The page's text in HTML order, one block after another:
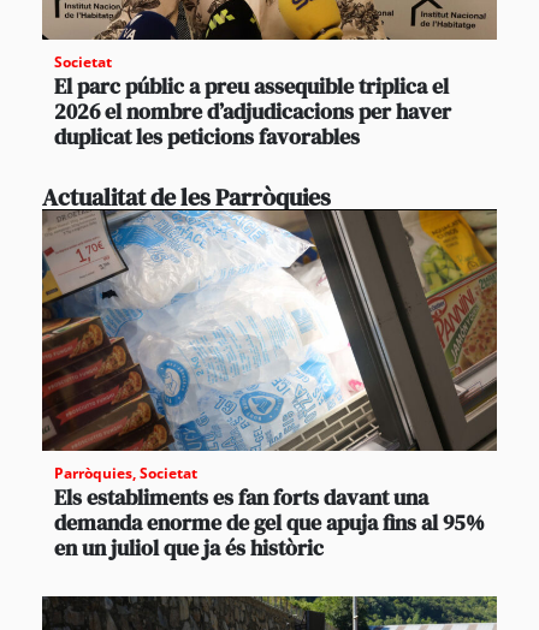
Societat
El parc públic a preu assequible triplica el
2026 el nombre d’adjudicacions per haver
duplicat les peticions favorables
Actualitat de les Parròquies
Parròquies,Societat
Els establiments es fan forts davant una
demanda enorme de gel que apuja fins al 95%
en un juliol que ja és històric